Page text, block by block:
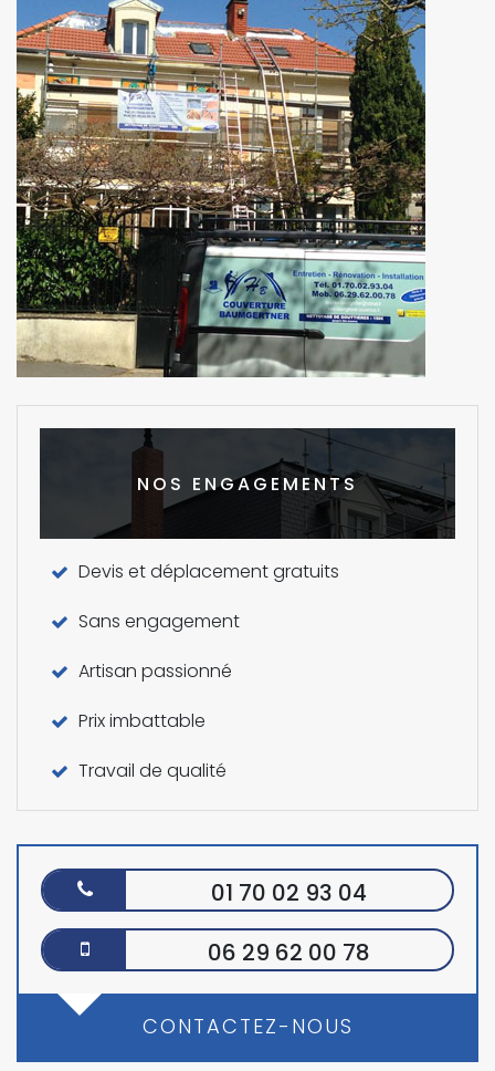
NOS ENGAGEMENTS
Devis et déplacement gratuits
Sans engagement
Artisan passionné
Prix imbattable
Travail de qualité
01 70 02 93 04
06 29 62 00 78
CONTACTEZ-NOUS